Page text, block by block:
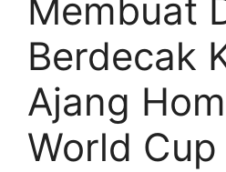
Membuat
Berdecak
Ajang
World Cup